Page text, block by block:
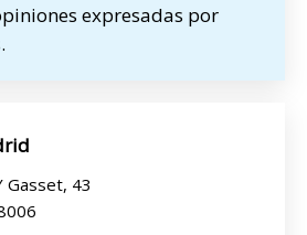
expresadas por
Gasset, 43